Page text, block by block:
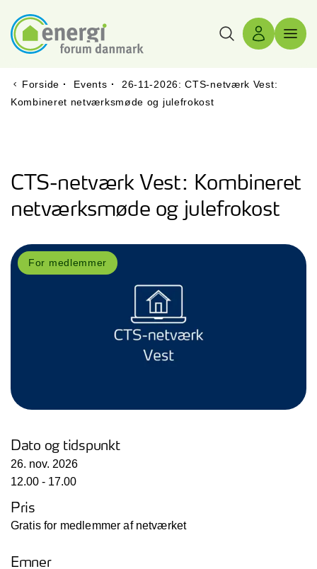
Søg Log ind
Forside · Events ·
26-11-2026: CTS-netværk Vest:
Kombineret netværksmøde og julefrokost
CTS-netværk Vest: Kombineret
netværksmøde og julefrokost
For medlemmer
Dato og tidspunkt
26. nov. 2026
12.00 - 17.00
Pris
Gratis for medlemmer af netværket
Emner